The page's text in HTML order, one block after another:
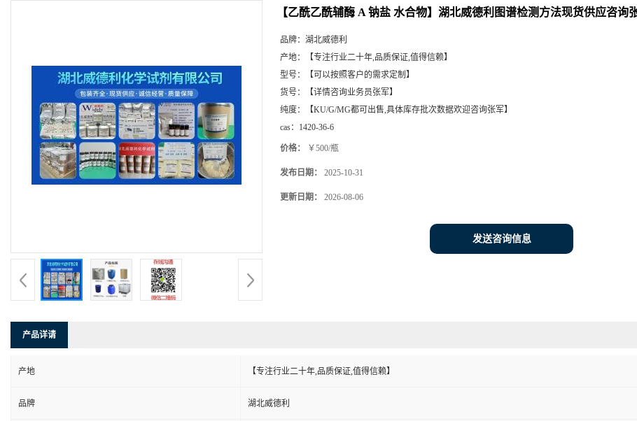
【乙酰乙酰辅酶 A 钠盐 水合物】湖北威德利图谱检测方法现货供应咨询张
品牌： 湖北威德利
产地：
【专注行业二十年,品质保证,值得信赖】
型号：
【可以按照客户的需求定制】
货号：
【详情咨询业务员张军】
纯度：
【KU/G/MG都可出售,具体库存批次数据欢迎咨询张军】
cas： 1420-36-6
价格： ￥500/瓶
发布日期： 2025-10-31
更新日期： 2026-08-06
发送咨询信息
产品详请
产地 【专注行业二十年,品质保证,值得信赖】
品牌 湖北威德利